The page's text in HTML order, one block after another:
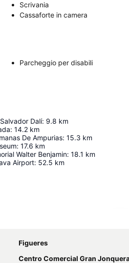
Scrivania
Cassaforte in camera
Parcheggio per disabili
Dalí: 9.8 km
: 14.2 km
De Ampurias: 15.3 km
: 17.6 km
Walter Benjamin: 18.1 km
Airport: 52.5 km
Figueres
Centro Comercial Gran